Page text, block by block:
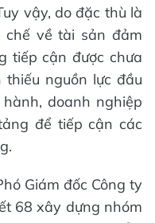
vậy, do đặc thù là
về tài sản đảm
tiếp cận được chưa
nguồn lực đầu
doanh nghiệp
để tiếp cận các
Giám đốc Công ty
68 xây dựng nhóm